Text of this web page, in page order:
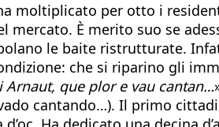
moltiplicato per otto i
mercato. È merito suo se
le baite ristrutturate.
che si riparino gli
Arnaut, que plor e vau cantan…
cantando…). Il primo